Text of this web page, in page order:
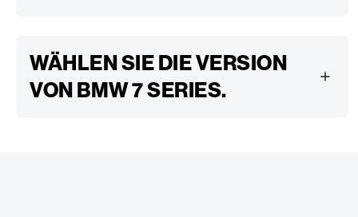
WÄHLEN SIE DIE VERSION
VON BMW 7 SERIES.